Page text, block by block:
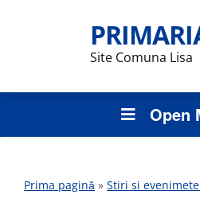
Site Comuna Lisa
Open
Prima pagină » Stiri si